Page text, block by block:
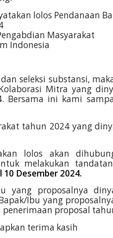
lolos Pendanaan
Masyarakat
Indonesia
seleksi substansi,
Mitra yang
Bersama ini kami
tahun 2024 yang
lolos akan
melakukan
10 Desember 2024.
yang proposalnya
Ibu yang
proposal
terima kasih